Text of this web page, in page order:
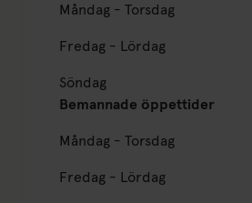
Måndag - Torsdag
Fredag - Lördag
Söndag
Bemannade öppettider
Måndag - Torsdag
Fredag - Lördag